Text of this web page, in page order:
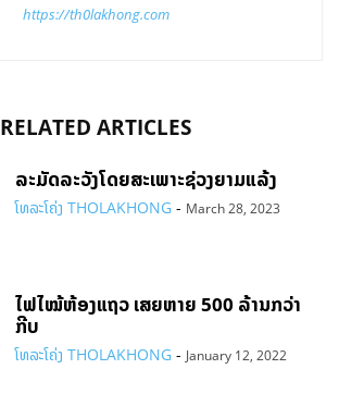
https://th0lakhong.com
RELATED ARTICLES
ລະມັດລະວັງໂດຍສະເພາະຊ່ວງຍາມແລ້ງ
ໂທລະໂຄ່ງ THOLAKHONG - March 28, 2023
ໄຟໄໝ້ຫ້ອງແຖວ ເສຍຫາຍ 500 ລ້ານກວ່າ
ກີບ
ໂທລະໂຄ່ງ THOLAKHONG - January 12, 2022